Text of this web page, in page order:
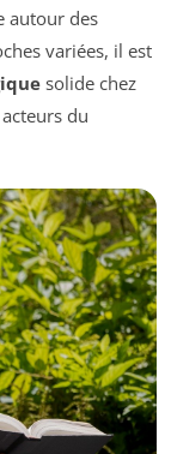
autour des
variées, il est
solide chez
du